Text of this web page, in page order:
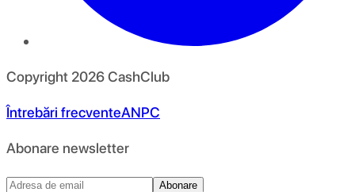
Copyright 2026CashClub
Întrebări frecventeANPC
Abonare newsletter
Abonare